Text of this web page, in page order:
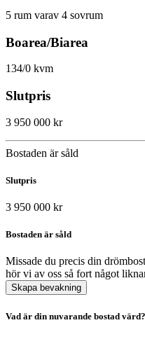
5 rum varav 4 sovrum
Boarea/Biarea
134/0 kvm
Slutpris
3 950 000 kr
Bostaden är såld
Slutpris
3 950 000 kr
Bostaden är såld
Missade du precis din
hör vi av oss så fort något
Skapa bevakning
Vad är din nuvarande bostad värd?